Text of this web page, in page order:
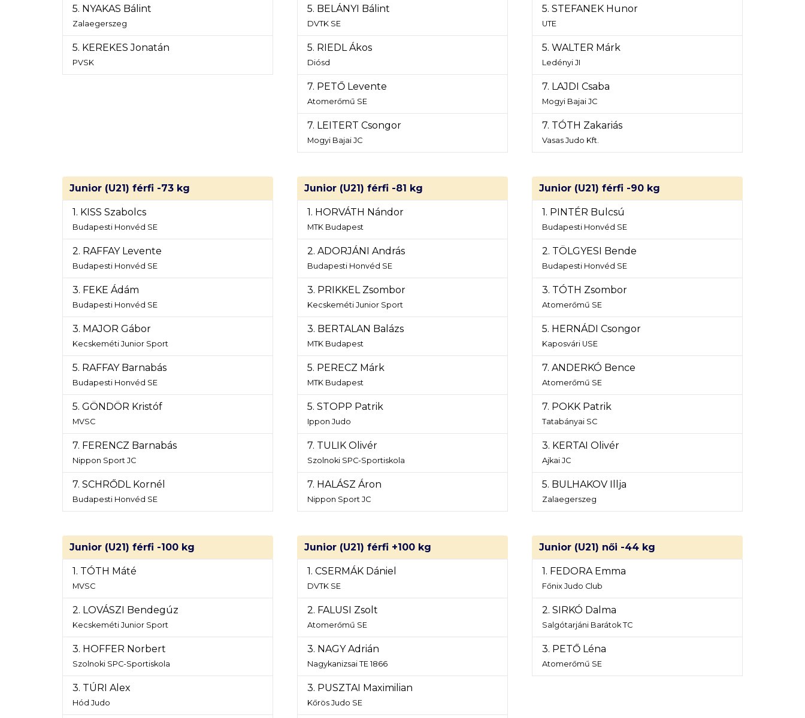
5. NYAKAS Bálint
Zalaegerszeg
5. KEREKES Jonatán
PVSK
5. BELÁNYI Bálint
DVTK SE
5. RIEDL Ákos
Diósd
7. PETŐ Levente
Atomerőmű SE
7. LEITERT Csongor
Mogyi Bajai JC
5. STEFANEK Hunor
UTE
5. WALTER Márk
Ledényi JI
7. LAJDI Csaba
Mogyi Bajai JC
7. TÓTH Zakariás
Vasas Judo Kft.
Junior (U21) férfi -73 kg
1. KISS Szabolcs
Budapesti Honvéd SE
2. RAFFAY Levente
Budapesti Honvéd SE
3. FEKE Ádám
Budapesti Honvéd SE
3. MAJOR Gábor
Kecskeméti Junior Sport
5. RAFFAY Barnabás
Budapesti Honvéd SE
5. GÖNDÖR Kristóf
MVSC
7. FERENCZ Barnabás
Nippon Sport JC
7. SCHRŐDL Kornél
Budapesti Honvéd SE
Junior (U21) férfi -81 kg
1. HORVÁTH Nándor
MTK Budapest
2. ADORJÁNI András
Budapesti Honvéd SE
3. PRIKKEL Zsombor
Kecskeméti Junior Sport
3. BERTALAN Balázs
MTK Budapest
5. PERECZ Márk
MTK Budapest
5. STOPP Patrik
Ippon Judo
7. TULIK Olivér
Szolnoki SPC-Sportiskola
7. HALÁSZ Áron
Nippon Sport JC
Junior (U21) férfi -90 kg
1. PINTÉR Bulcsú
Budapesti Honvéd SE
2. TÖLGYESI Bende
Budapesti Honvéd SE
3. TÓTH Zsombor
Atomerőmű SE
5. HERNÁDI Csongor
Kaposvári USE
7. ANDERKÓ Bence
Atomerőmű SE
7. POKK Patrik
Tatabányai SC
3. KERTAI Olivér
Ajkai JC
5. BULHAKOV Illja
Zalaegerszeg
Junior (U21) férfi -100 kg
1. TÓTH Máté
MVSC
2. LOVÁSZI Bendegúz
Kecskeméti Junior Sport
3. HOFFER Norbert
Szolnoki SPC-Sportiskola
3. TÚRI Alex
Hód Judo
Junior (U21) férfi +100 kg
1. CSERMÁK Dániel
DVTK SE
2. FALUSI Zsolt
Atomerőmű SE
3. NAGY Adrián
Nagykanizsai TE 1866
3. PUSZTAI Maximilian
Kőrös Judo SE
Junior (U21) női -44 kg
1. FEDORA Emma
Főnix Judo Club
2. SIRKÓ Dalma
Salgótarjáni Barátok TC
3. PETŐ Léna
Atomerőmű SE